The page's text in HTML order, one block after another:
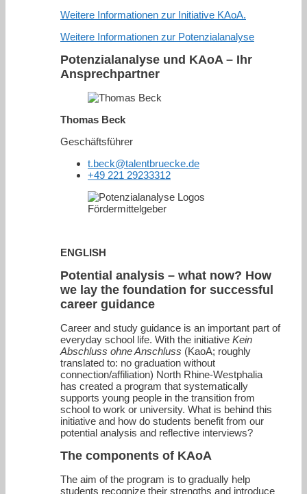
Weitere Informationen zur Initiative KAoA.
Weitere Informationen zur Potenzialanalyse
Potenzialanalyse und KAoA – Ihr
Ansprechpartner
Thomas Beck
Geschäftsführer
t.beck@talentbruecke.de
+49 221 29233312
ENGLISH
Potential analysis – what now? How
we lay the foundation for successful
career guidance
Career and study guidance is an important part of
everyday school life. With the initiative Kein
Abschluss ohne Anschluss (KaoA; roughly
translated to: no graduation without
connection/affiliation) North Rhine-Westphalia
has created a program that systematically
supports young people in the transition from
school to work or university. What is behind this
initiative and how do students benefit from our
potential analysis and reflective interviews?
The components of KAoA
The aim of the program is to gradually help
students recognize their strengths and introduce